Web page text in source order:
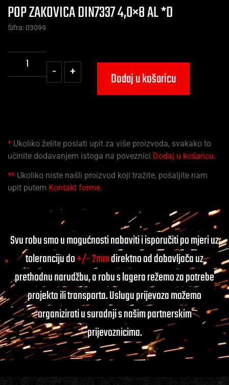
POP ZAKOVICA DIN7337 4,0×8 AL *D
Šifra: 03099
- + Dodaj u košaricu
* Ukoliko želite poslati upit za više proizvoda, svakako to
učinite dodavanjem istoga na poveznici Dodaj u košaricu.
** Ukoliko niste našli proizvod koji tražite, pošaljite nam
upit putem Kontakt forme.
Svu robu smo u mogućnosti nabaviti i isporučiti po mjeri uz
toleranciju do+/- 2mmdirektno od dobavljača uz
prethodnu narudžbu, a robu s lagera režemo za potrebe
projekta ili transporta. Uslugu prijevoza možemo
organizirati u suradnji s našim partnerskim
prijevoznicima.